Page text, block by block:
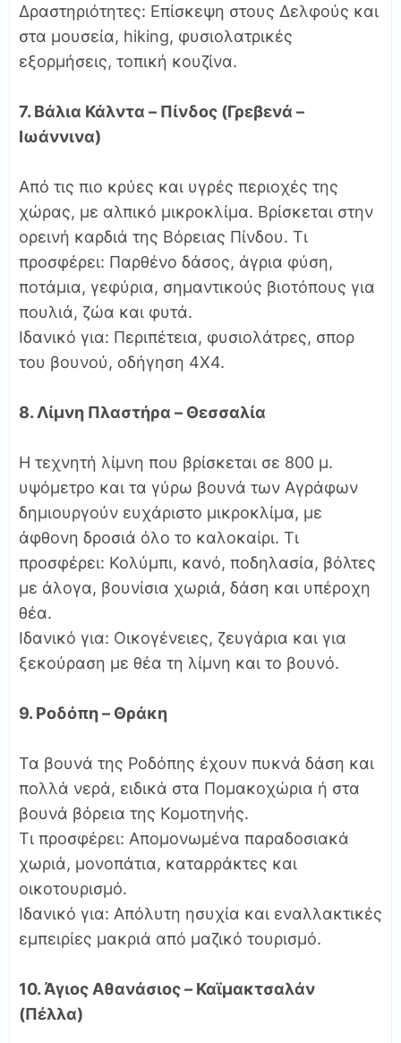
Δραστηριότητες: Επίσκεψη στους Δελφούς και
στα μουσεία, hiking, φυσιολατρικές
εξορμήσεις, τοπική κουζίνα.
7. Βάλια Κάλντα – Πίνδος (Γρεβενά –
Ιωάννινα)
Από τις πιο κρύες και υγρές περιοχές της
χώρας, με αλπικό μικροκλίμα. Βρίσκεται στην
ορεινή καρδιά της Βόρειας Πίνδου. Τι
προσφέρει: Παρθένο δάσος, άγρια φύση,
ποτάμια, γεφύρια, σημαντικούς βιοτόπους για
πουλιά, ζώα και φυτά.
Ιδανικό για: Περιπέτεια, φυσιολάτρες, σπορ
του βουνού, οδήγηση 4Χ4.
8. Λίμνη Πλαστήρα – Θεσσαλία
Η τεχνητή λίμνη που βρίσκεται σε 800 μ.
υψόμετρο και τα γύρω βουνά των Αγράφων
δημιουργούν ευχάριστο μικροκλίμα, με
άφθονη δροσιά όλο το καλοκαίρι. Τι
προσφέρει: Κολύμπι, κανό, ποδηλασία, βόλτες
με άλογα, βουνίσια χωριά, δάση και υπέροχη
θέα.
Ιδανικό για: Οικογένειες, ζευγάρια και για
ξεκούραση με θέα τη λίμνη και το βουνό.
9. Ροδόπη – Θράκη
Τα βουνά της Ροδόπης έχουν πυκνά δάση και
πολλά νερά, ειδικά στα Πομακοχώρια ή στα
βουνά βόρεια της Κομοτηνής.
Τι προσφέρει: Απομονωμένα παραδοσιακά
χωριά, μονοπάτια, καταρράκτες και
οικοτουρισμό.
Ιδανικό για: Απόλυτη ησυχία και εναλλακτικές
εμπειρίες μακριά από μαζικό τουρισμό.
10. Άγιος Αθανάσιος – Καϊμακτσαλάν
(Πέλλα)